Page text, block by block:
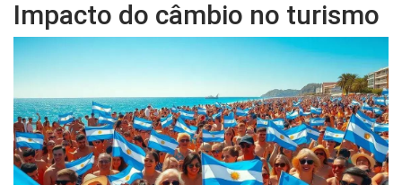
Impacto do câmbio no turismo